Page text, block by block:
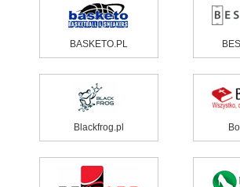
BASKETO.PL
Blackfrog.pl